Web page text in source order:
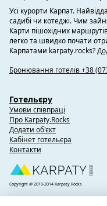
Усі курорти Карпат.
садибі чи котеджі. Чим
Карти пішохідних
легко та швидко почати
Карпатами karpaty.rocks?
Бронювання готелів +38
Готельєру
Умови співпраці
Про Karpaty.Rocks
Додати об'єкт
Кабінет готельєра
Контакти
Copyright @ 2010-2014 Karpaty.Rocks